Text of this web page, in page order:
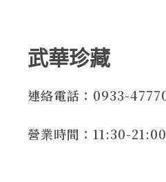
武華珍藏
連絡電話：0933-
營業時間：11:30-21:00